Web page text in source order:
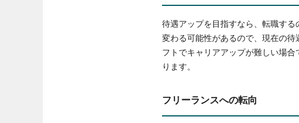
待遇アップを目指すなら、転職す
変わる可能性があるので、現在の
フトでキャリアアップが難しい場
ります。
フリーランスへの転向